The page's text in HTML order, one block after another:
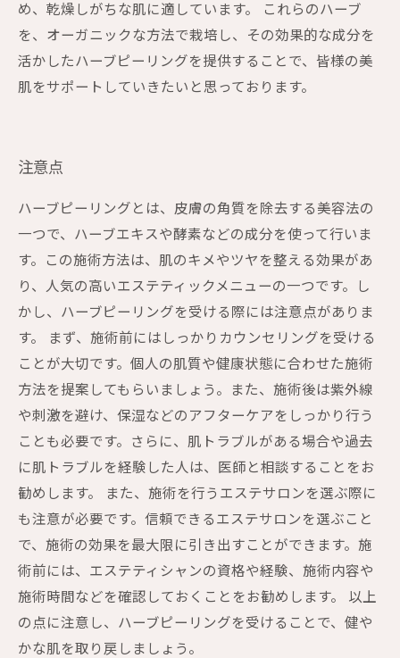
め、乾燥しがちな肌に適しています。 これらのハーブ
を、オーガニックな方法で栽培し、その効果的な成分を
活かしたハーブピーリングを提供することで、皆様の美
肌をサポートしていきたいと思っております。
注意点
ハーブピーリングとは、皮膚の角質を除去する美容法の
一つで、ハーブエキスや酵素などの成分を使って行いま
す。この施術方法は、肌のキメやツヤを整える効果があ
り、人気の高いエステティックメニューの一つです。し
かし、ハーブピーリングを受ける際には注意点がありま
す。 まず、施術前にはしっかりカウンセリングを受ける
ことが大切です。個人の肌質や健康状態に合わせた施術
方法を提案してもらいましょう。また、施術後は紫外線
や刺激を避け、保湿などのアフターケアをしっかり行う
ことも必要です。さらに、肌トラブルがある場合や過去
に肌トラブルを経験した人は、医師と相談することをお
勧めします。 また、施術を行うエステサロンを選ぶ際に
も注意が必要です。信頼できるエステサロンを選ぶこと
で、施術の効果を最大限に引き出すことができます。施
術前には、エステティシャンの資格や経験、施術内容や
施術時間などを確認しておくことをお勧めします。 以上
の点に注意し、ハーブピーリングを受けることで、健や
かな肌を取り戻しましょう。